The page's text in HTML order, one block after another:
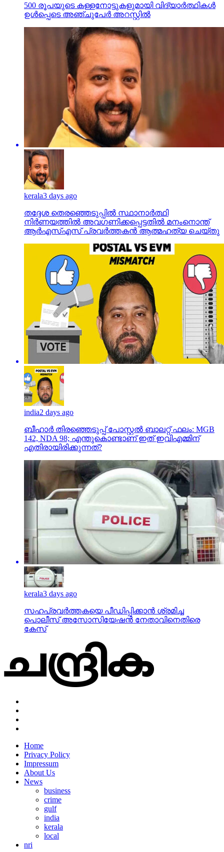
500 രൂപയുടെ കള്ളനോട്ടുകളുമായി വിദ്യാര്‍ത്ഥികള്‍
ഉള്‍പ്പെടെ അഞ്ചുപേര്‍ അറസ്റ്റില്‍
kerala3 days ago
തദ്ദേശ തെരഞ്ഞെടുപ്പില്‍ സ്ഥാനാര്‍ത്ഥി
നിര്‍ണയത്തില്‍ അവഗണിക്കപ്പെട്ടതില്‍ മനംനൊന്ത്
ആര്‍എസ്എസ് പ്രവര്‍ത്തകന്‍ ആത്മഹത്യ ചെയ്തു
india2 days ago
ബീഹാർ തിരഞ്ഞെടുപ്പ് പോസ്റ്റൽ ബാലറ്റ് ഫലം: MGB
142, NDA 98; എന്തുകൊണ്ടാണ് ഇത് ഇവിഎമ്മിന്
എതിരായിരിക്കുന്നത്?
kerala3 days ago
സഹപ്രവര്‍ത്തകയെ പീഡിപ്പിക്കാന്‍ ശ്രമിച്ച
പൊലീസ് അസോസിയേഷന്‍ നേതാവിനെതിരെ
കേസ്
Home
Privacy Policy
Impressum
About Us
News
business
crime
gulf
india
kerala
local
nri